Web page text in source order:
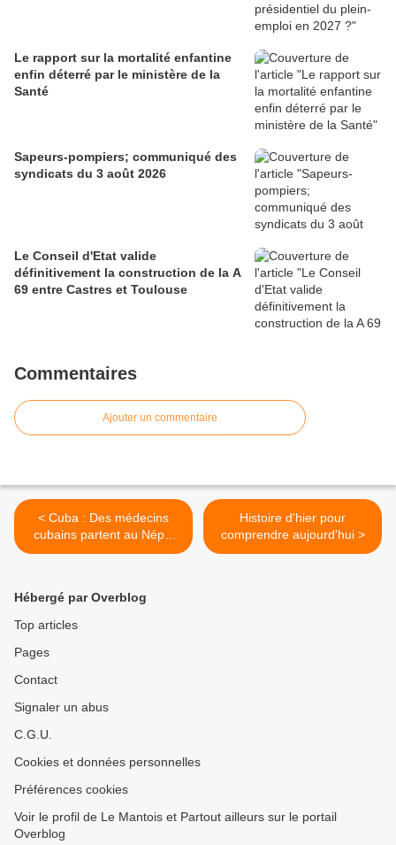
Le rapport sur la mortalité enfantine
enfin déterré par le ministère de la
Santé
Sapeurs-pompiers; communiqué des
syndicats du 3 août 2026
Le Conseil d'Etat valide
définitivement la construction de la A
69 entre Castres et Toulouse
Commentaires
Ajouter un commentaire
< Cuba : Des médecins
cubains partent au Népal
pour secourir les victimes
Histoire d'hier pour
comprendre aujourd'hui >
Hébergé par Overblog
Top articles
Pages
Contact
Signaler un abus
C.G.U.
Cookies et données personnelles
Préférences cookies
Voir le profil de Le Mantois et Partout ailleurs sur le portail
Overblog